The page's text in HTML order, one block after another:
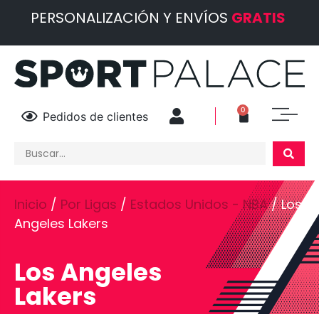
PERSONALIZACIÓN Y ENVÍOS GRATIS
Pedidos de clientes 0
Inicio / Por Ligas / Estados Unidos - NBA/ Los
Angeles Lakers
Los Angeles
Lakers